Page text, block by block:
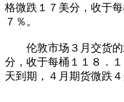
格微跌１７美分，收于
７％。
伦敦市场３月交货的
分，收于每桶１１８．
天到期，４月期货微跌